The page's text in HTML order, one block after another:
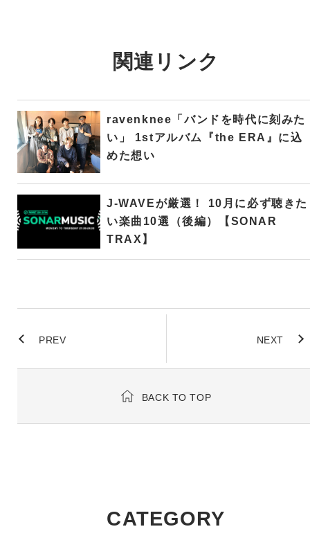
関連リンク
ravenknee「バンドを時代に刻みた
い」 1stアルバム『the ERA』に込
めた想い
J-WAVEが厳選！ 10月に必ず聴きた
い楽曲10選（後編）【SONAR
TRAX】
PREV NEXT
BACK TO TOP
CATEGORY